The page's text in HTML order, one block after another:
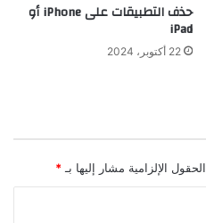
حذف التطبيقات على iPhone أو
iPad
22 أكتوبر، 2024
الحقول الإلزامية مشار إليها بـ *